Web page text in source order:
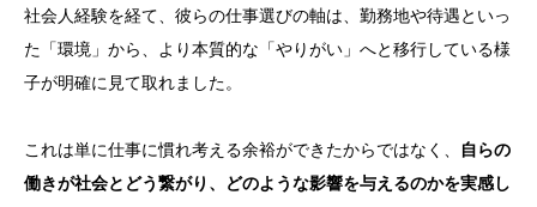
社会人経験を経て、彼らの仕事選びの軸は、勤務地や待遇といっ
た「環境」から、より本質的な「やりがい」へと移行している様
子が明確に見て取れました。
これは単に仕事に慣れ考える余裕ができたからではなく、
自らの
働きが社会とどう繋がり、どのような影響を与えるのかを実感し